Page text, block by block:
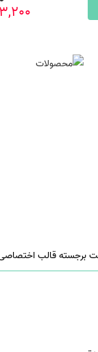
برجسته قالب